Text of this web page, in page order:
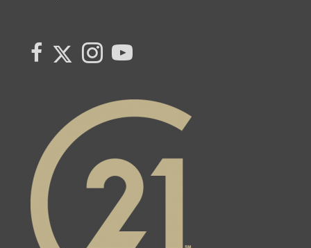
link to Century 21 Canada's facebook page
Link to Century 21 Canada's Twitter page
Link to Century 21 Canada's Instagram page
link to Century 21 Canada's YouTube page